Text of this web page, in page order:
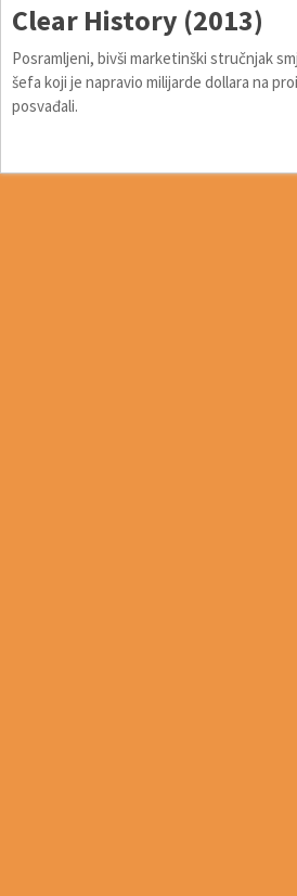
Clear History (2013)
Posramljeni, bivši marketinški stručnjak
šefa koji je napravio milijarde dollara na
posvađali.